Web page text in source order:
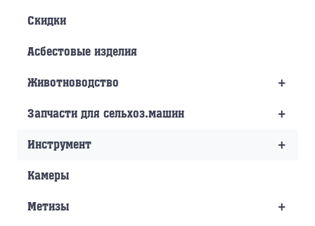
Скидки
Асбестовые изделия
+
Животноводство
+
Запчасти для сельхоз.машин
+
Инструмент
Камеры
+
Метизы